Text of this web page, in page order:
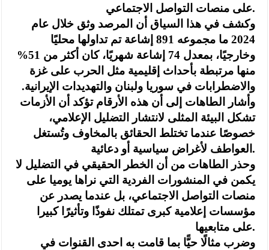
على منصات التواصل الاجتماعي.
وكشف في هذا السياق أن المرصد وثق خلال عام
2024 ما مجموعه 891 إشاعة تم تداولها محليًا
وخارجيًا، بمعدل 74 إشاعة شهريًا، كان أكثر من 51%
منها مرتبطة بأحداث إقليمية مثل الحرب على غزة
والاضطرابات في سوريا ولبنان والتهديدات الإيرانية.
وأشار الطاهات إلى أن هذه الأرقام تؤكد أن الأزمات
تشكل البيئة المثلى لانتشار التضليل الإعلامي،
خصوصًا عندما تختلط الحقائق بالمخاوف وتُستغل
العواطف لأغراض سياسية أو دعائية.
وحذر الطاهات من أن الخطر الحقيقي في التضليل لا
يكمن في المنشورات الفردية التي نراها يوميا على
منصات التواصل الاجتماعي، بل عندما يصدر عن
مؤسسات إعلامية كبرى تمتلك نفوذًا وتأثيرًا كبيرا
على متابعيها.
وضرب مثالًا حيًّا بما قامت به احدى القنوات في